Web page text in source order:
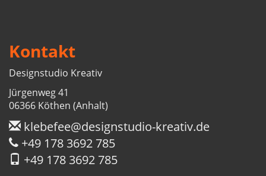
Kontakt
Designstudio Kreativ
Jürgenweg 41
06366 Köthen (Anhalt)
klebefee@designstudio-kreativ.de
+49 178 3692 785
+49 178 3692 785